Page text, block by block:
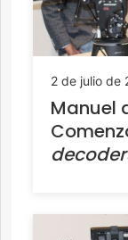
2 de julio de
Manuel